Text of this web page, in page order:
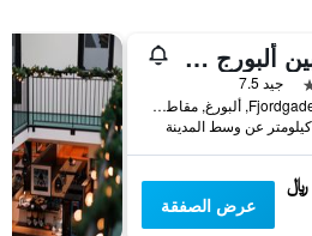
كابين ألبورج هوتل
جيد 7.5
Fjordgade 20, ألبورغ, مقاطعة شمال غوتلاند, الدانمارك
عرض الصفقة